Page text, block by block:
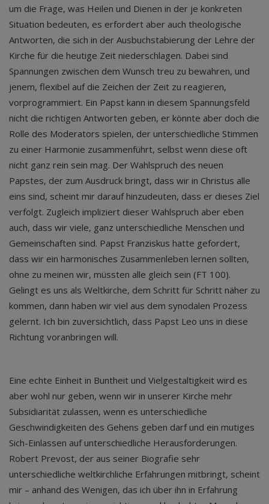
um die Frage, was Heilen und Dienen in der je konkreten
Situation bedeuten, es erfordert aber auch theologische
Antworten, die sich in der Ausbuchstabierung der Lehre der
Kirche für die heutige Zeit niederschlagen. Dabei sind
Spannungen zwischen dem Wunsch treu zu bewahren, und
jenem, flexibel auf die Zeichen der Zeit zu reagieren,
vorprogrammiert. Ein Papst kann in diesem Spannungsfeld
nicht die richtigen Antworten geben, er könnte aber doch die
Rolle des Moderators spielen, der unterschiedliche Stimmen
zu einer Harmonie zusammenführt, selbst wenn diese oft
nicht ganz rein sein mag. Der Wahlspruch des neuen
Papstes, der zum Ausdruck bringt, dass wir in Christus alle
eins sind, scheint mir darauf hinzudeuten, dass er dieses Ziel
verfolgt. Zugleich impliziert dieser Wahlspruch aber eben
auch, dass wir viele, ganz unterschiedliche Menschen und
Gemeinschaften sind. Papst Franziskus hatte gefordert,
dass wir ein harmonisches Zusammenleben lernen sollten,
ohne zu meinen wir, müssten alle gleich sein (FT 100).
Gelingt es uns als Weltkirche, dem Schritt für Schritt näher zu
kommen, dann haben wir viel aus dem synodalen Prozess
gelernt. Ich bin zuversichtlich, dass Papst Leo uns in diese
Richtung voranbringen will.
Eine echte Einheit in Buntheit und Vielgestaltigkeit wird es
aber wohl nur geben, wenn wir in unserer Kirche mehr
Subsidiarität zulassen, wenn es unterschiedliche
Geschwindigkeiten des Gehens geben darf und ein mutiges
Sich-Einlassen auf unterschiedliche Herausforderungen.
Robert Prevost, der aus seiner Biografie sehr
unterschiedliche weltkirchliche Erfahrungen mitbringt, scheint
mir – anhand des Wenigen, das ich über ihn in Erfahrung